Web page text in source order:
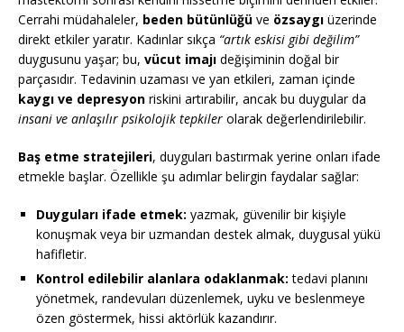
Cerrahi müdahaleler, beden bütünlüğü ve özsaygı üzerinde
direkt etkiler yaratır. Kadınlar sıkça “artık eskisi gibi değilim”
duygusunu yaşar; bu, vücut imajı değişiminin doğal bir
parçasıdır. Tedavinin uzaması ve yan etkileri, zaman içinde
kaygı ve depresyon riskini artırabilir, ancak bu duygular da
insani ve anlaşılır psikolojik tepkiler olarak değerlendirilebilir.
Baş etme stratejileri, duyguları bastırmak yerine onları ifade
etmekle başlar. Özellikle şu adımlar belirgin faydalar sağlar:
Duyguları ifade etmek: yazmak, güvenilir bir kişiyle
konuşmak veya bir uzmandan destek almak, duygusal yükü
hafifletir.
Kontrol edilebilir alanlara odaklanmak: tedavi planını
yönetmek, randevuları düzenlemek, uyku ve beslenmeye
özen göstermek, hissi aktörlük kazandırır.